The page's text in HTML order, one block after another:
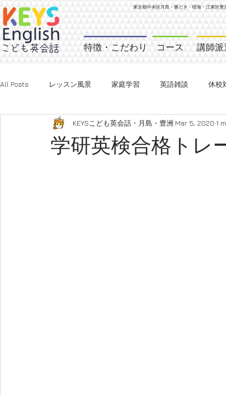
東京都中央区月島・勝どき・晴海・江東区豊
特徴・こだわり コース 講師派
All Posts レッスン風景 家庭学習 英語雑談 休校
学研英検合格トレ
KEYSこども英会話・月島・豊洲 Mar 5, 2020 1